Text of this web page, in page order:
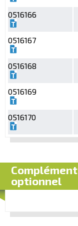
0516166
0516167
0516168
0516169
0516170
Complément
optionnel